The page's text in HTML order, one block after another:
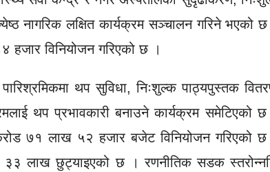
नागरिक लक्षित कार्यक्रम सञ्चालन गरिने भएको
हजार विनियोजन गरिएको छ ।
पारिश्रमिकमा थप सुविधा, निःशुल्क पाठ्यपुस्तक
थप प्रभावकारी बनाउने कार्यक्रम समेटिएको
७१ लाख ५२ हजार बजेट विनियोजन गरिएको
३३ लाख छुट्याइएको छ । रणनीतिक सडक